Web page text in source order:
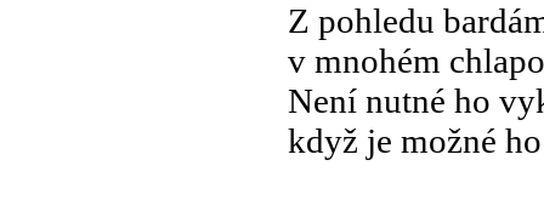
Z pohledu
v mnohém
Není nutné ho
když je možné